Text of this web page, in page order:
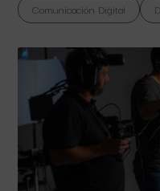
Comunicación Digital